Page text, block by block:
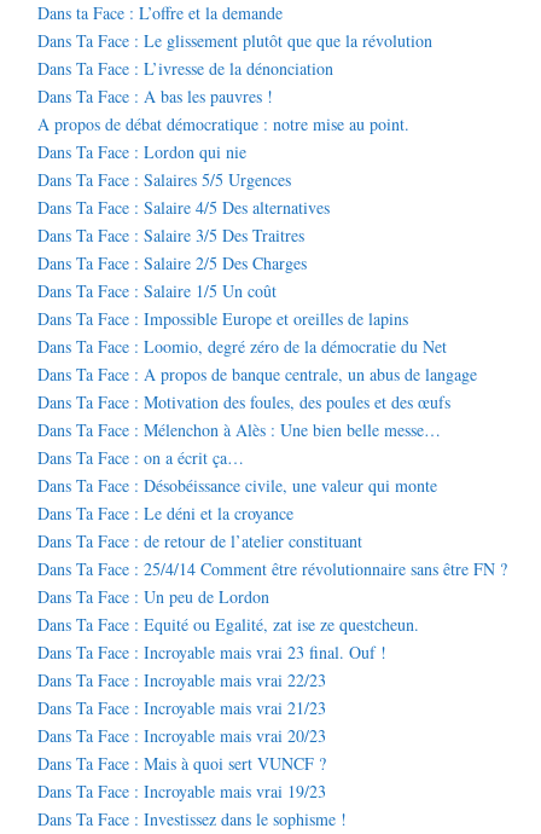
Dans ta Face : L’offre et la demande
Dans Ta Face : Le glissement plutôt que que la révolution
Dans Ta Face : L’ivresse de la dénonciation
Dans Ta Face : A bas les pauvres !
A propos de débat démocratique : notre mise au point.
Dans Ta Face : Lordon qui nie
Dans Ta Face : Salaires 5/5 Urgences
Dans Ta Face : Salaire 4/5 Des alternatives
Dans Ta Face : Salaire 3/5 Des Traitres
Dans Ta Face : Salaire 2/5 Des Charges
Dans Ta Face : Salaire 1/5 Un coût
Dans Ta Face : Impossible Europe et oreilles de lapins
Dans Ta Face : Loomio, degré zéro de la démocratie du Net
Dans Ta Face : A propos de banque centrale, un abus de langage
Dans Ta Face : Motivation des foules, des poules et des œufs
Dans Ta Face : Mélenchon à Alès : Une bien belle messe…
Dans Ta Face : on a écrit ça…
Dans Ta Face : Désobéissance civile, une valeur qui monte
Dans Ta Face : Le déni et la croyance
Dans Ta Face : de retour de l’atelier constituant
Dans Ta Face : 25/4/14 Comment être révolutionnaire sans être FN ?
Dans Ta Face : Un peu de Lordon
Dans Ta Face : Equité ou Egalité, zat ise ze questcheun.
Dans Ta Face : Incroyable mais vrai 23 final. Ouf !
Dans Ta Face : Incroyable mais vrai 22/23
Dans Ta Face : Incroyable mais vrai 21/23
Dans Ta Face : Incroyable mais vrai 20/23
Dans Ta Face : Mais à quoi sert VUNCF ?
Dans Ta Face : Incroyable mais vrai 19/23
Dans Ta Face : Investissez dans le sophisme !